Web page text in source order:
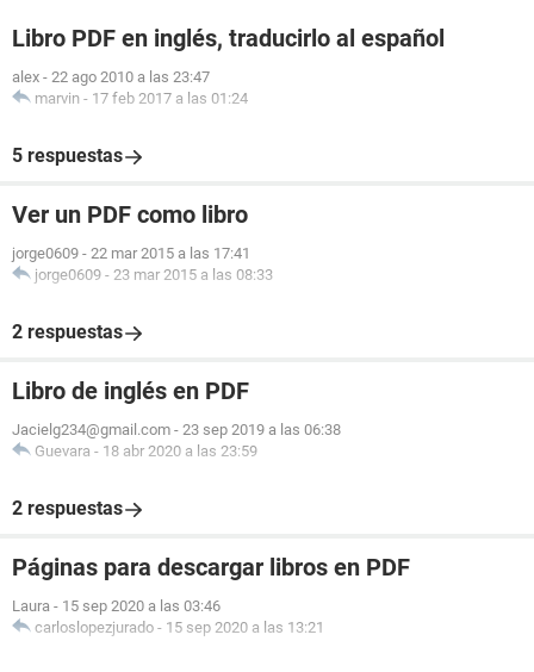
Libro PDF en inglés, traducirlo al español
alex - 22 ago 2010 a las 23:47
marvin - 17 feb 2017 a las 01:24
5 respuestas
Ver un PDF como libro
jorge0609 - 22 mar 2015 a las 17:41
jorge0609 - 23 mar 2015 a las 08:33
2 respuestas
Libro de inglés en PDF
Jacielg234@gmail.com - 23 sep 2019 a las 06:38
Guevara - 18 abr 2020 a las 23:59
2 respuestas
Páginas para descargar libros en PDF
Laura - 15 sep 2020 a las 03:46
carloslopezjurado - 15 sep 2020 a las 13:21